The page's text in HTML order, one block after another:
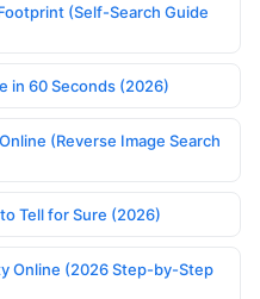
(Self-Search Guide
in 60 Seconds (2026)
(Reverse Image Search
Tell for Sure (2026)
Online (2026 Step-by-Step